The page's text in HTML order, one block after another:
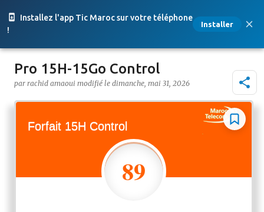
Installez l'app Tic Maroc sur votre téléphone
!
Installer
Accéder au contenu principal
Pro 15H-15Go Control
par rachid amaoui le dimanche, mai 31, 2026
Forfait 15H Control
89